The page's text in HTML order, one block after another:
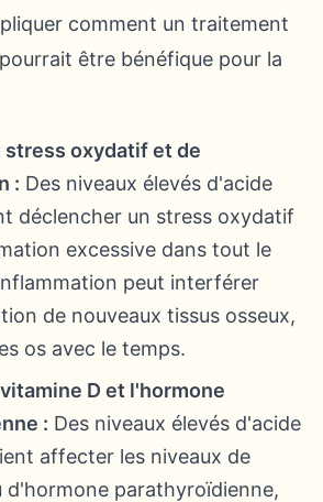
comment un traitement
être bénéfique pour la
stress oxydatif et de
: Des niveaux élevés d'acide
déclencher un stress oxydatif
excessive dans tout le
peut interférer
de nouveaux tissus osseux,
os avec le temps.
D et l'hormone
: Des niveaux élevés d'acide
affecter les niveaux de
d'hormone parathyroïdienne,